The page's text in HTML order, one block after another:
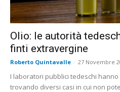
Olio: le autorità
finti extravergine
Roberto Quintavalle - 27 Novembre
I laboratori pubblici tedeschi
trovando diversi casi in cui non